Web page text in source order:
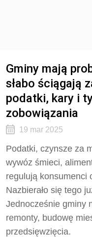
Gminy mają
słabo ściągają
podatki, kary i
zobowiązania
19 mar 2025
Podatki, czynsze za
wywóz śmieci,
regulują konsumenci
Nazbierało się tego
Jednocześnie gminy
remonty, budowę
przedsięwzięcia.